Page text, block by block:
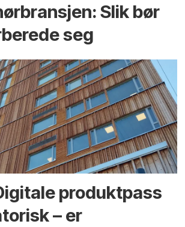
Slik bør
seg
produktpass
– er